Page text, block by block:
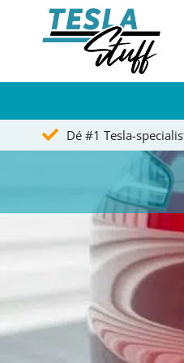
Model S
Tesla wrappen
Dé #1 Tesla-